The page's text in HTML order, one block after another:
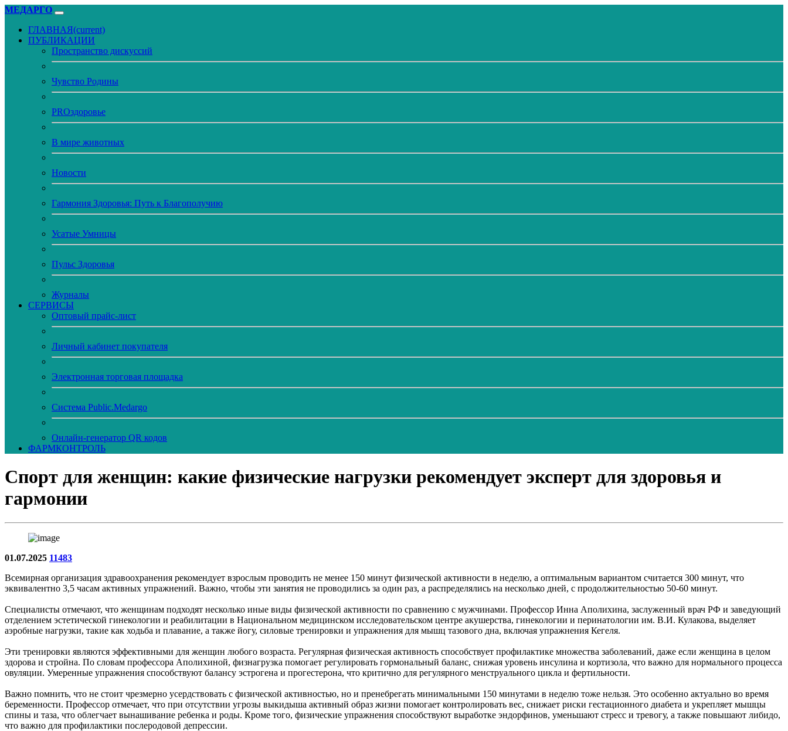
МЕДАРГО
ГЛАВНАЯ(current)
ПУБЛИКАЦИИ
Пространство дискуссий
Чувство Родины
PROздоровье
В мире животных
Новости
Гармония Здоровья: Путь к Благополучию
Усатые Умницы
Пульс Здоровья
Журналы
CЕРВИСЫ
Оптовый прайс-лист
Личный кабинет покупателя
Электронная торговая площадка
Система Public.Medargo
Онлайн-генератор QR кодов
ФАРМКОНТРОЛЬ
Спорт для женщин: какие физические нагрузки рекомендует эксперт для здоровья и
гармонии
01.07.2025 11483
Всемирная организация здравоохранения рекомендует взрослым проводить не менее 150 минут физической активности в неделю, а оптимальным вариантом считается 300 минут, что
эквивалентно 3,5 часам активных упражнений. Важно, чтобы эти занятия не проводились за один раз, а распределялись на несколько дней, с продолжительностью 50-60 минут.
Специалисты отмечают, что женщинам подходят несколько иные виды физической активности по сравнению с мужчинами. Профессор Инна Аполихина, заслуженный врач РФ и заведующий
отделением эстетической гинекологии и реабилитации в Национальном медицинском исследовательском центре акушерства, гинекологии и перинатологии им. В.И. Кулакова, выделяет
аэробные нагрузки, такие как ходьба и плавание, а также йогу, силовые тренировки и упражнения для мышц тазового дна, включая упражнения Кегеля.
Эти тренировки являются эффективными для женщин любого возраста. Регулярная физическая активность способствует профилактике множества заболеваний, даже если женщина в целом
здорова и стройна. По словам профессора Аполихиной, физнагрузка помогает регулировать гормональный баланс, снижая уровень инсулина и кортизола, что важно для нормального процесса
овуляции. Умеренные упражнения способствуют балансу эстрогена и прогестерона, что критично для регулярного менструального цикла и фертильности.
Важно помнить, что не стоит чрезмерно усердствовать с физической активностью, но и пренебрегать минимальными 150 минутами в неделю тоже нельзя. Это особенно актуально во время
беременности. Профессор отмечает, что при отсутствии угрозы выкидыша активный образ жизни помогает контролировать вес, снижает риски гестационного диабета и укрепляет мышцы
спины и таза, что облегчает вынашивание ребенка и роды. Кроме того, физические упражнения способствуют выработке эндорфинов, уменьшают стресс и тревогу, а также повышают либидо,
что важно для профилактики послеродовой депрессии.